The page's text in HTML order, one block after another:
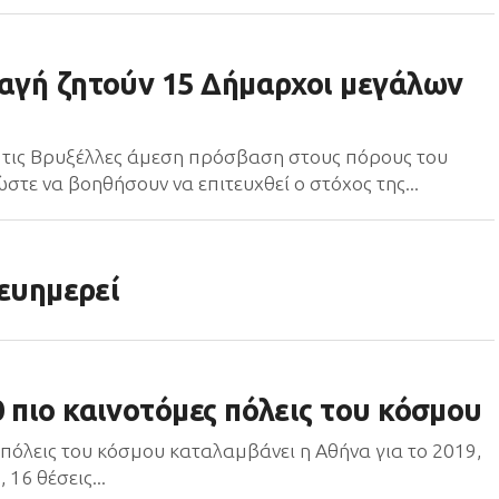
ζητούν 15 Δήμαρχοι μεγάλων
Βρυξέλλες άμεση πρόσβαση στους πόρους του
να βοηθήσουν να επιτευχθεί ο στόχος της...
καινοτόμες πόλεις του κόσμου
του κόσμου καταλαμβάνει η Αθήνα για το 2019,
θέσεις...